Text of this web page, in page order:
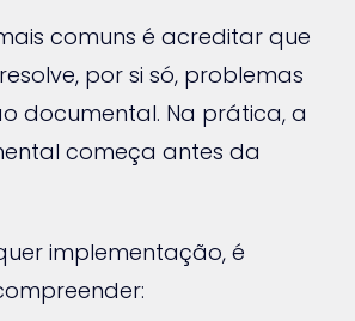
comuns é acreditar que
por si só, problemas
documental. Na prática, a
começa antes da
implementação, é